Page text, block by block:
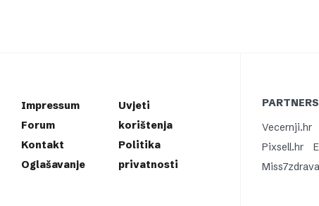
Impressum
Forum
Kontakt
Oglašavanje
Uvjeti
korištenja
Politika
privatnosti
Vecernji.hr
Pixsell.hr